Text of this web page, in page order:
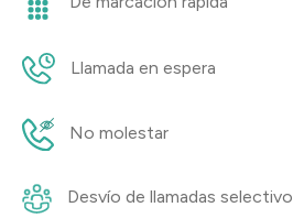
Llamada en espera
No molestar
Desvío de llamadas selectivo